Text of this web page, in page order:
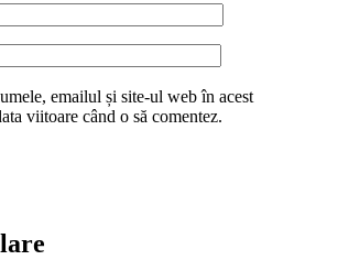
emailul și site-ul web în acest
viitoare când o să comentez.